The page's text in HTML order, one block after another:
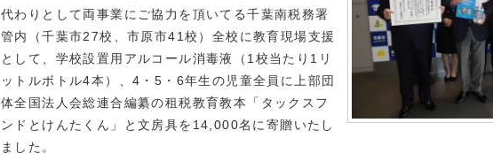
代わりとして両事業にご協力を頂いてる千葉南税務署
管内（千葉市27校、市原市41校）全校に教育現場支援
として、学校設置用アルコール消毒液（1校当たり1リ
ットルボトル4本）、4・5・6年生の児童全員に上部団
体全国法人会総連合編纂の租税教育教本「タックスフ
ンドとけんたくん」と文房具を14,000名に寄贈いたし
ました。